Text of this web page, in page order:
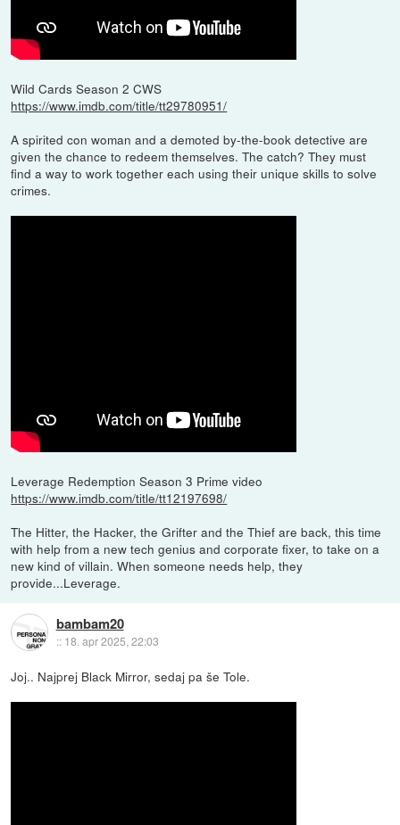
Wild Cards Season 2 CWS
https://www.imdb.com/title/tt29780951/
A spirited con woman and a demoted by-the-book detective are
given the chance to redeem themselves. The catch? They must
find a way to work together each using their unique skills to solve
crimes.
Leverage Redemption Season 3 Prime video
https://www.imdb.com/title/tt12197698/
The Hitter, the Hacker, the Grifter and the Thief are back, this time
with help from a new tech genius and corporate fixer, to take on a
new kind of villain. When someone needs help, they
provide...Leverage.
bambam20
:: 18. apr 2025, 22:03
Joj.. Najprej Black Mirror, sedaj pa še Tole.